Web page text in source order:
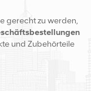
wir internationale
Staaten,
mit
gerecht zu werden,
und Zubehörteile